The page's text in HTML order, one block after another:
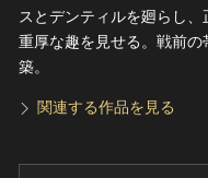
スとデンティルを廻らし、
重厚な趣を見せる。戦前
築。
関連する作品を見る